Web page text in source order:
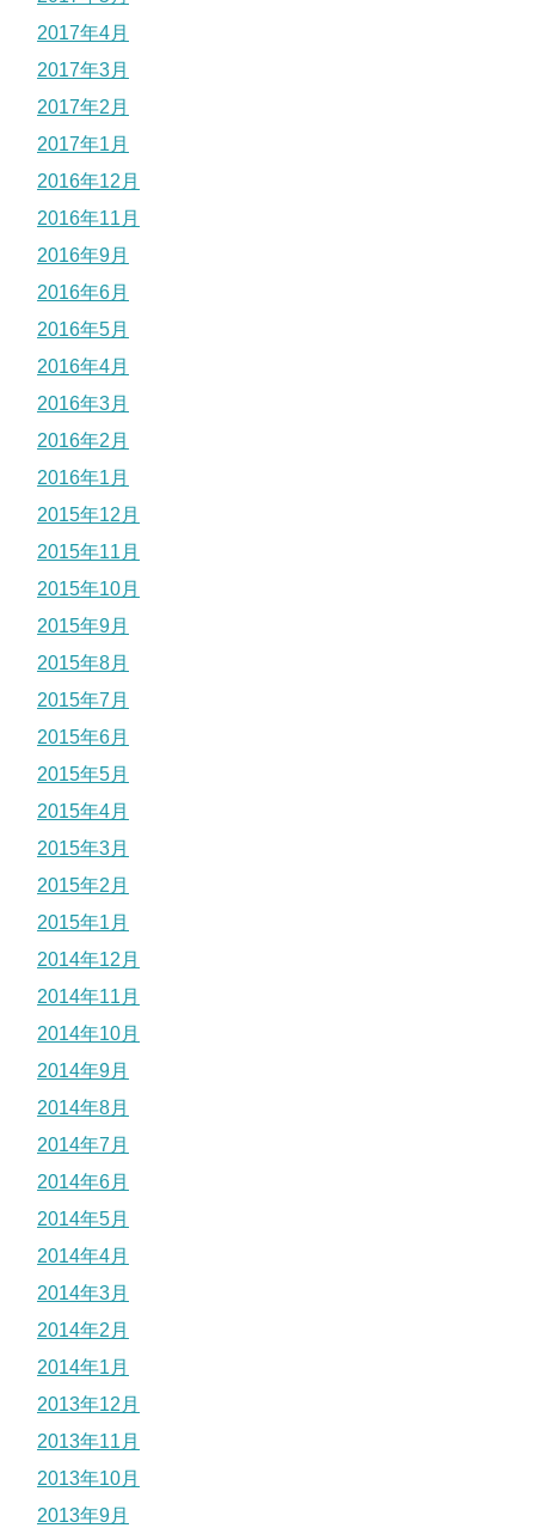
2017年4月
2017年3月
2017年2月
2017年1月
2016年12月
2016年11月
2016年9月
2016年6月
2016年5月
2016年4月
2016年3月
2016年2月
2016年1月
2015年12月
2015年11月
2015年10月
2015年9月
2015年8月
2015年7月
2015年6月
2015年5月
2015年4月
2015年3月
2015年2月
2015年1月
2014年12月
2014年11月
2014年10月
2014年9月
2014年8月
2014年7月
2014年6月
2014年5月
2014年4月
2014年3月
2014年2月
2014年1月
2013年12月
2013年11月
2013年10月
2013年9月